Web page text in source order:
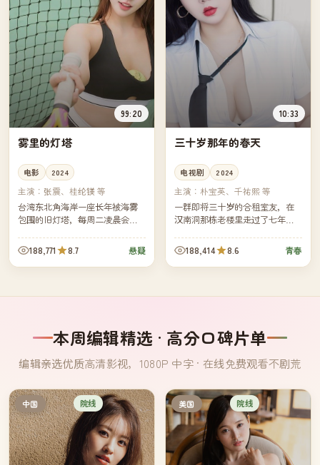
99:20
雾里的灯塔
电影 2024
主演： 张震、桂纶镁 等
台湾东北角海岸一座长年被海雾
包围的旧灯塔，每周二凌晨会出
研究员决定独自守一周，看那束
光从哪里来。
188,771 8.7 悬疑
10:33
三十岁那年的春天
电视剧 2024
主演：朴宝英、千祐熙 等
一群即将三十岁的合租室友，在
汉南洞那栋老楼里走过了七年。
礼、辞职、跨国搬迁与一次未曾
预想的告别——所有人都不得不
学习如...
188,414 8.6 青春
本周编辑精选 · 高分口碑片单
编辑亲选优质高清影视，1080P 中字 · 在线免费观看不剧荒
中国 院线 美国 院线